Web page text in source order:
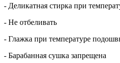
- Деликатная стирка при
- Не отбеливать
- Глажка при температуре
- Барабанная сушка запрещена